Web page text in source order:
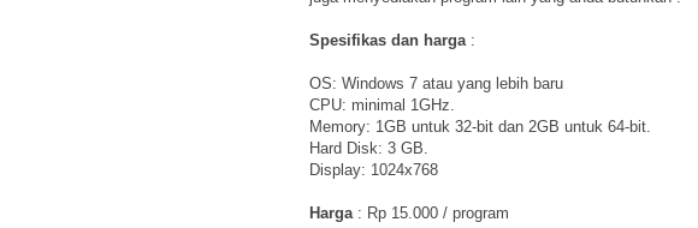
Spesifikas dan harga:
OS: Windows 7 atau yang lebih baru
CPU: minimal 1GHz.
Memory: 1GB untuk 32-bit dan 2GB untuk 64-bit.
Hard Disk: 3 GB.
Display: 1024x768
Harga: Rp 15.000 / program